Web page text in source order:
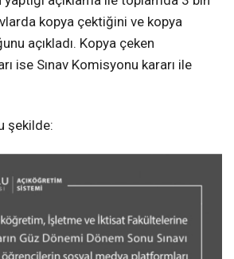
kopya çektiğini ve kopya
açıkladı. Kopya çeken
ise Sınav Komisyonu kararı ile
şekilde: